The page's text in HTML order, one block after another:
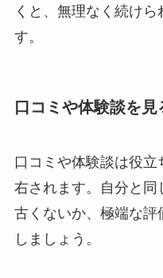
くと、無理なく続け
す。
口コミや体験談を
口コミや体験談は役
右されます。自分と
古くないか、極端な
しましょう。